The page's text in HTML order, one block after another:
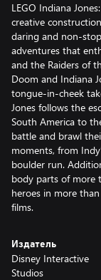
LEGO Indiana
creative
daring and non-
adventures that
and the Raiders of
Doom and Indiana
tongue-in-cheek
Jones follows the
South America to
battle and brawl
moments, from
boulder run.
body parts of more
heroes in more
films.
Издатель
Disney Interactive
Studios